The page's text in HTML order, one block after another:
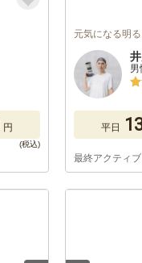
円
元気になる明
男
平日
最終アクティ